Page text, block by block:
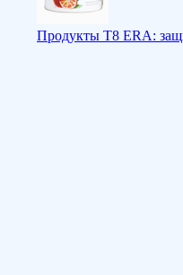
Продукты T8 ERA: